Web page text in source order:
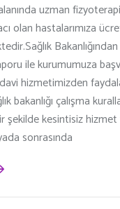
uzman
olan hastalarımıza
Bakanlığından
ile kurumumuza
hizmetimizden
bakanlığı çalışma
şekilde kesintisiz
sonrasında